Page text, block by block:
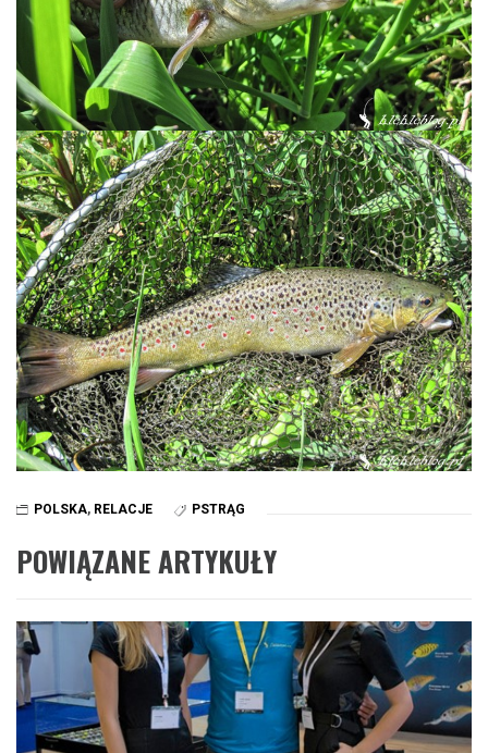
POLSKA, RELACJE PSTRĄG
POWIĄZANE ARTYKUŁY